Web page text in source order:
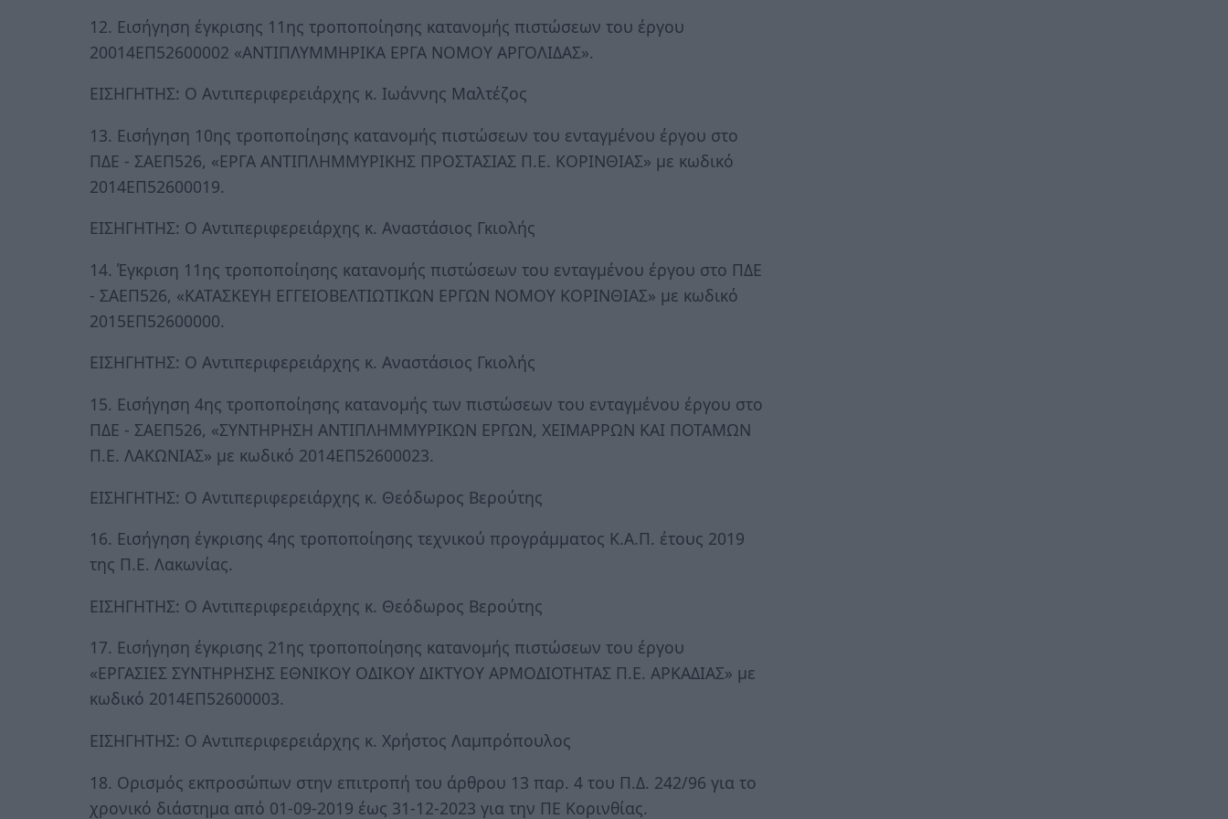
12. Εισήγηση έγκρισης 11ης τροποποίησης κατανομής πιστώσεων του έργου
20014ΕΠ52600002 «ΑΝΤΙΠΛΥΜΜΗΡΙΚΑ ΕΡΓΑ ΝΟΜΟΥ ΑΡΓΟΛΙΔΑΣ».
ΕΙΣΗΓΗΤΗΣ: Ο Αντιπεριφερειάρχης κ. Ιωάννης Μαλτέζος
13. Εισήγηση 10ης τροποποίησης κατανομής πιστώσεων του ενταγμένου έργου στο
ΠΔΕ - ΣΑΕΠ526, «ΕΡΓΑ ΑΝΤΙΠΛΗΜΜΥΡΙΚΗΣ ΠΡΟΣΤΑΣΙΑΣ Π.Ε. ΚΟΡΙΝΘΙΑΣ» με κωδικό
2014ΕΠ52600019.
ΕΙΣΗΓΗΤΗΣ: Ο Αντιπεριφερειάρχης κ. Αναστάσιος Γκιολής
14. Έγκριση 11ης τροποποίησης κατανομής πιστώσεων του ενταγμένου έργου στο ΠΔΕ
- ΣΑΕΠ526, «ΚΑΤΑΣΚΕΥΗ ΕΓΓΕΙΟΒΕΛΤΙΩΤΙΚΩΝ ΕΡΓΩΝ ΝΟΜΟΥ ΚΟΡΙΝΘΙΑΣ» με κωδικό
2015ΕΠ52600000.
ΕΙΣΗΓΗΤΗΣ: Ο Αντιπεριφερειάρχης κ. Αναστάσιος Γκιολής
15. Εισήγηση 4ης τροποποίησης κατανομής των πιστώσεων του ενταγμένου έργου στο
ΠΔΕ - ΣΑΕΠ526, «ΣΥΝΤΗΡΗΣΗ ΑΝΤΙΠΛΗΜΜΥΡΙΚΩΝ ΕΡΓΩΝ, ΧΕΙΜΑΡΡΩΝ ΚΑΙ ΠΟΤΑΜΩΝ
Π.Ε. ΛΑΚΩΝΙΑΣ» με κωδικό 2014ΕΠ52600023.
ΕΙΣΗΓΗΤΗΣ: Ο Αντιπεριφερειάρχης κ. Θεόδωρος Βερούτης
16. Εισήγηση έγκρισης 4ης τροποποίησης τεχνικού προγράμματος Κ.Α.Π. έτους 2019
της Π.Ε. Λακωνίας.
ΕΙΣΗΓΗΤΗΣ: Ο Αντιπεριφερειάρχης κ. Θεόδωρος Βερούτης
17. Εισήγηση έγκρισης 21ης τροποποίησης κατανομής πιστώσεων του έργου
«ΕΡΓΑΣΙΕΣ ΣΥΝΤΗΡΗΣΗΣ ΕΘΝΙΚΟΥ ΟΔΙΚΟΥ ΔΙΚΤΥΟΥ ΑΡΜΟΔΙΟΤΗΤΑΣ Π.Ε. ΑΡΚΑΔΙΑΣ» με
κωδικό 2014ΕΠ52600003.
ΕΙΣΗΓΗΤΗΣ: Ο Αντιπεριφερειάρχης κ. Χρήστος Λαμπρόπουλος
18. Ορισμός εκπροσώπων στην επιτροπή του άρθρου 13 παρ. 4 του Π.Δ. 242/96 για το
χρονικό διάστημα από 01-09-2019 έως 31-12-2023 για την ΠΕ Κορινθίας.